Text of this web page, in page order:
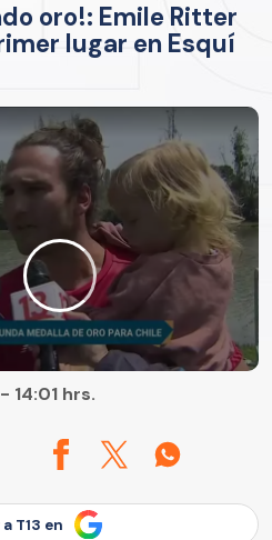
oro!: Emile Ritter
lugar en Esquí
14:01 hrs.
T13 en